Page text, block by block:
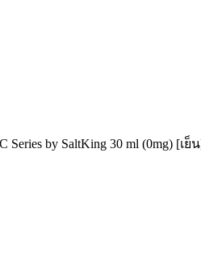
by SaltKing 30 ml (0mg) [เย็